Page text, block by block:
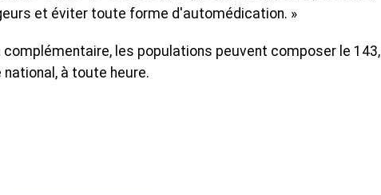
et éviter toute forme d'automédication. »
les populations peuvent composer le 143,
à toute heure.